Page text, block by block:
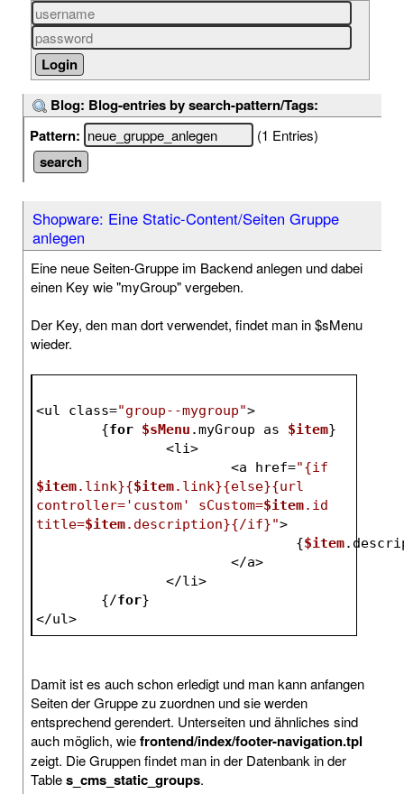
Blog: Blog-entries by search-pattern/Tags:
Pattern:
(1 Entries)
Shopware: Eine Static-Content/Seiten Gruppe
anlegen
Eine neue Seiten-Gruppe im Backend anlegen und dabei
einen Key wie "myGroup" vergeben.
Der Key, den man dort verwendet, findet man in $sMenu
wieder.
<ul class="group--mygroup">
	{
for $sMenu .myGroup as $item}
		<li>
			<a href=
$item.link}{$item.link}{else}{url
controller='custom' sCustom=$item.id
title=$item.description}{/if}">
				{
$item
			</a>
		</li>
	{/
for}
</ul>
Damit ist es auch schon erledigt und man kann anfangen
Seiten der Gruppe zu zuordnen und sie werden
entsprechend gerendert. Unterseiten und ähnliches sind
auch möglich, wiefrontend/index/footer-navigation.tpl
zeigt. Die Gruppen findet man in der Datenbank in der
Tables_cms_static_groups.